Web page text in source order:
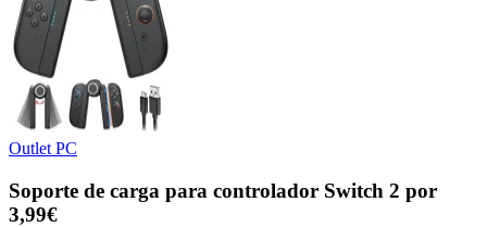
Outlet PC
Soporte de carga para controlador Switch 2 por
3,99€